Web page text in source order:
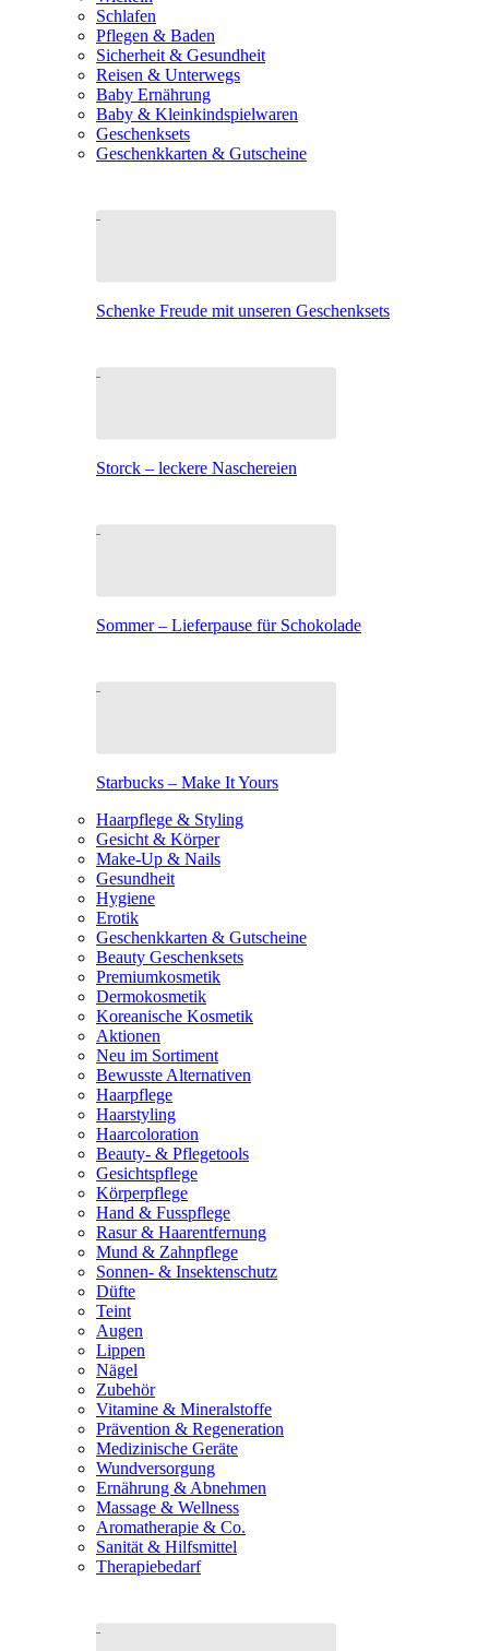
Schlafen
Pflegen & Baden
Sicherheit & Gesundheit
Reisen & Unterwegs
Baby Ernährung
Baby & Kleinkindspielwaren
Geschenksets
Geschenkkarten & Gutscheine
Schenke Freude mit unseren Geschenksets
Storck – leckere Naschereien
Sommer – Lieferpause für Schokolade
Starbucks – Make It Yours
Haarpflege & Styling
Gesicht & Körper
Make-Up & Nails
Gesundheit
Hygiene
Erotik
Geschenkkarten & Gutscheine
Beauty Geschenksets
Premiumkosmetik
Dermokosmetik
Koreanische Kosmetik
Aktionen
Neu im Sortiment
Bewusste Alternativen
Haarpflege
Haarstyling
Haarcoloration
Beauty- & Pflegetools
Gesichtspflege
Körperpflege
Hand & Fusspflege
Rasur & Haarentfernung
Mund & Zahnpflege
Sonnen- & Insektenschutz
Düfte
Teint
Augen
Lippen
Nägel
Zubehör
Vitamine & Mineralstoffe
Prävention & Regeneration
Medizinische Geräte
Wundversorgung
Ernährung & Abnehmen
Massage & Wellness
Aromatherapie & Co.
Sanität & Hilfsmittel
Therapiebedarf